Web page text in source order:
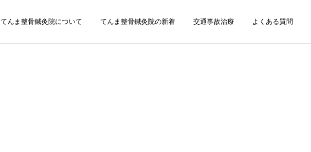
てんま整骨鍼灸院について てんま整骨鍼灸院の新着 交通事故治療 よくある質問